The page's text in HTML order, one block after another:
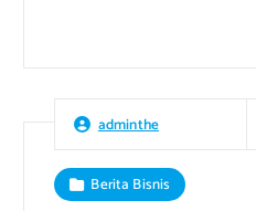
adminthe
Berita Bisnis